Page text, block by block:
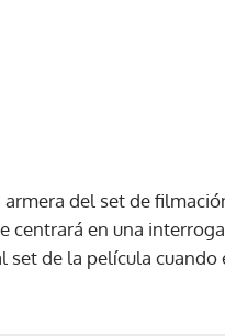
armera del set de
centrará en una
set de la película